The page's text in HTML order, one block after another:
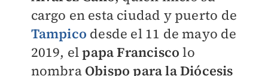
cargo en esta ciudad y puerto de
Tampico desde el 11 de mayo de
2019, elpapa Francisco lo
nombra Obispo para la Diócesis